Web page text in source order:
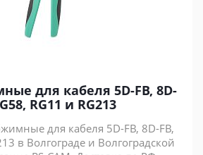
для кабеля 5D-FB, 8D-
RG11 и RG213
для кабеля 5D-FB, 8D-FB,
в Волгограде и Волгоградской